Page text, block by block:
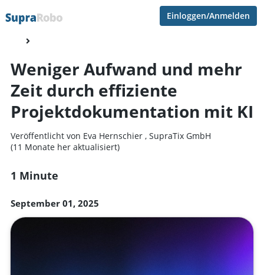
Einloggen/Anmelden
1 Minute
September 01, 2025
Weniger Aufwand und mehr
Zeit durch effiziente
Projektdokumentation mit KI
Veröffentlicht von Eva Hernschier, SupraTix GmbH
(11 Monate her aktualisiert)